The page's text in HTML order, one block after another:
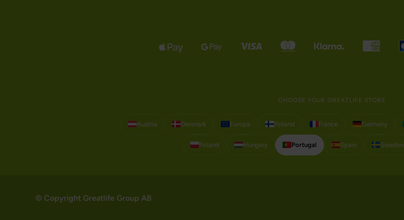
CHOOSE YOUR GREATLIFE STORE
Austria Denmark Europe Finland France Germany
Poland Hungary Portugal Spain Sweden
© Copyright Greatlife Group AB